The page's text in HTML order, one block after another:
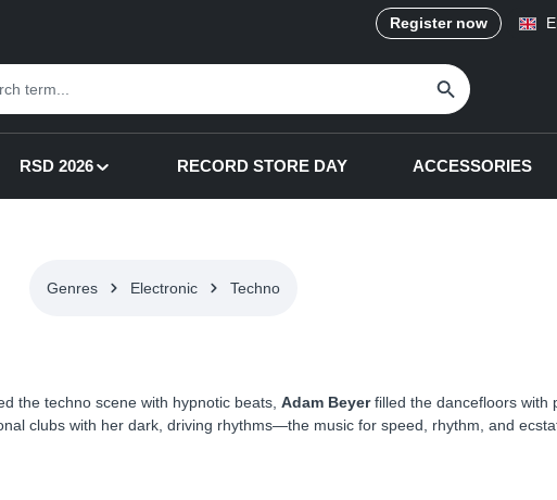
Register now
RSD 2026 RECORD STORE DAY ACCESSORIES
Genres Electronic Techno
the techno scene with hypnotic beats, Adam Beyerfilled the dancefloors with
clubs with her dark, driving rhythms—the music for speed, rhythm, and